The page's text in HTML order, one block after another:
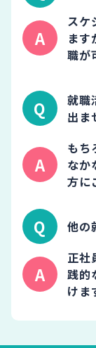
スケ
ま
職が
就職
出ま
もち
なか
方に
他の
正社
践的
けま